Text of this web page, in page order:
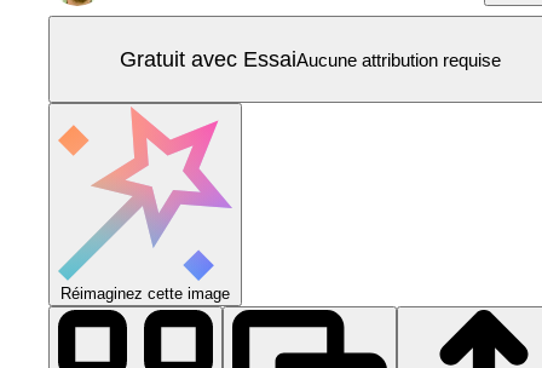
Gratuit avec EssaiAucune attribution requise
Réimaginez cette image